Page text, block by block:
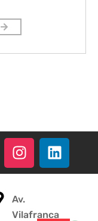
Av.
Vilafranca